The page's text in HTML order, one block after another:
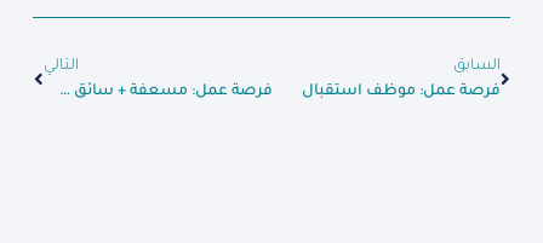
السابق
فرصة عمل: موظف استقبال
التالي
فرصة عمل: مسعفة + سائق سيارة إسعاف